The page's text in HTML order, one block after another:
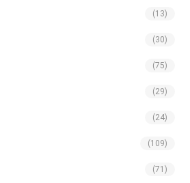
(13)
(30)
(75)
(29)
(24)
(109)
(71)